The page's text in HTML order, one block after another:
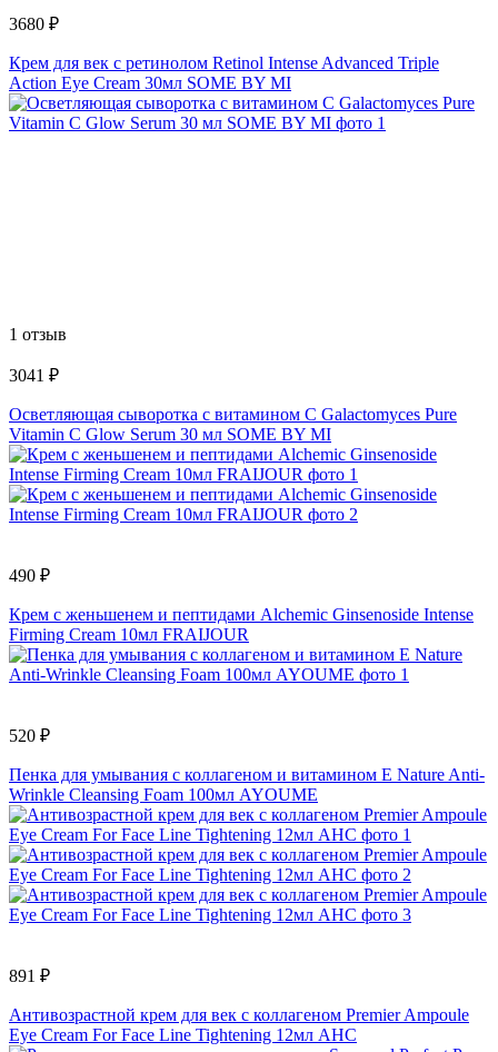
3680 ₽
Крем для век с ретинолом Retinol Intense Advanced Triple
Action Eye Cream 30мл SOME BY MI
1 отзыв
3041 ₽
Осветляющая сыворотка с витамином С Galactomyces Pure
Vitamin C Glow Serum 30 мл SOME BY MI
490 ₽
Крем с женьшенем и пептидами Alchemic Ginsenoside Intense
Firming Cream 10мл FRAIJOUR
520 ₽
Пенка для умывания с коллагеном и витамином Е Nature Anti-
Wrinkle Cleansing Foam 100мл AYOUME
891 ₽
Антивозрастной крем для век с коллагеном Premier Ampoule
Eye Cream For Face Line Tightening 12мл AHC